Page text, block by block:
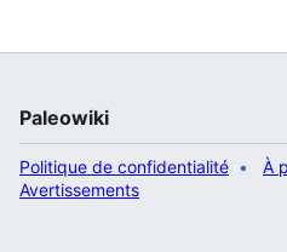
Paleowiki
Politique de confidentialité
À
Avertissements